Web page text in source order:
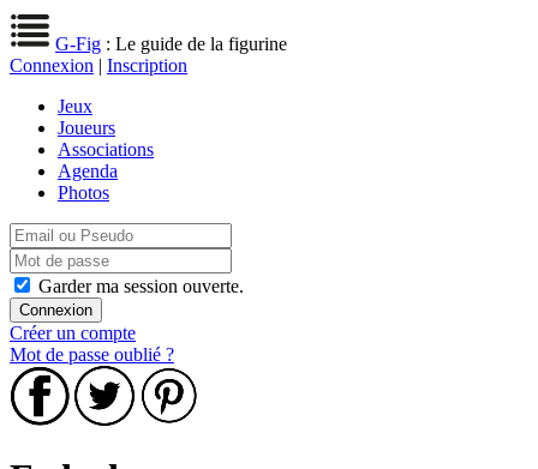
G-Fig : Le guide de la figurine
Connexion | Inscription
Jeux
Joueurs
Associations
Agenda
Photos
Garder ma session ouverte.
Créer un compte
Mot de passe oublié ?